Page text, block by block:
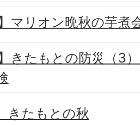
】マリオン晩秋の芋煮
】きたもとの防災（3
きたもとの秋